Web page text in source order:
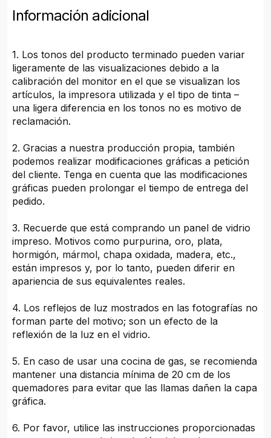
Información adicional
1. Los tonos del producto terminado pueden variar
ligeramente de las visualizaciones debido a la
calibración del monitor en el que se visualizan los
artículos, la impresora utilizada y el tipo de tinta –
una ligera diferencia en los tonos no es motivo de
reclamación.
2. Gracias a nuestra producción propia, también
podemos realizar modificaciones gráficas a petición
del cliente. Tenga en cuenta que las modificaciones
gráficas pueden prolongar el tiempo de entrega del
pedido.
3. Recuerde que está comprando un panel de vidrio
impreso. Motivos como purpurina, oro, plata,
hormigón, mármol, chapa oxidada, madera, etc.,
están impresos y, por lo tanto, pueden diferir en
apariencia de sus equivalentes reales.
4. Los reflejos de luz mostrados en las fotografías no
forman parte del motivo; son un efecto de la
reflexión de la luz en el vidrio.
5. En caso de usar una cocina de gas, se recomienda
mantener una distancia mínima de 20 cm de los
quemadores para evitar que las llamas dañen la capa
gráfica.
6. Por favor, utilice las instrucciones proporcionadas